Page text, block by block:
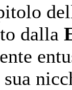
dalla